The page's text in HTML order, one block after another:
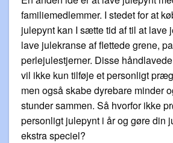
familiemedlemmer. I stedet for at
julepynt kan I sætte tid af til at lave
lave julekranse af flettede grene,
perlejulestjerner. Disse
vil ikke kun tilføje et personligt
men også skabe dyrebare minder
stunder sammen. Så hvorfor ikke
personligt julepynt i år og gøre din
ekstra speciel?